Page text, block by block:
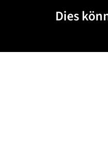
Dies